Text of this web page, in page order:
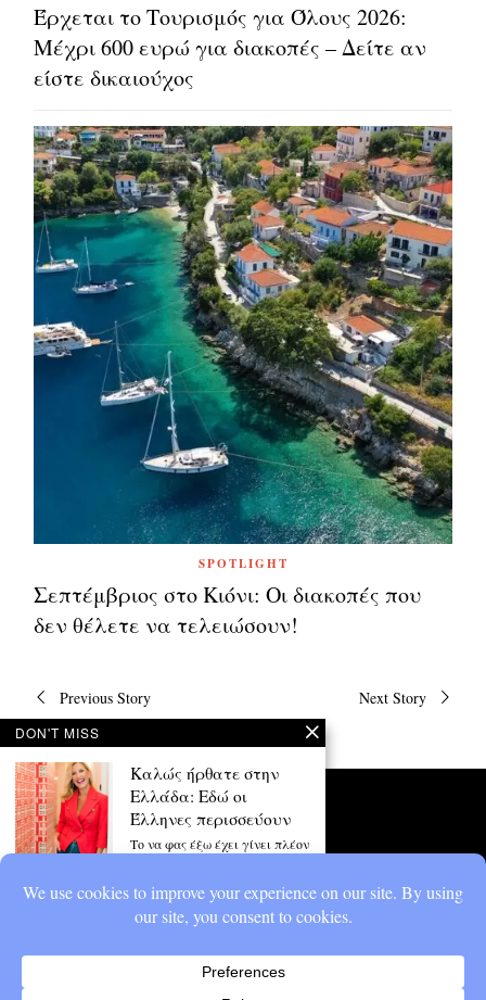
Έρχεται το Τουρισμός για Όλους 2026:
Μέχρι 600 ευρώ για διακοπές – Δείτε αν
είστε δικαιούχος
SPOTLIGHT
Σεπτέμβριος στο Κιόνι: Οι διακοπές που
δεν θέλετε να τελειώσουν!
Πλοήγηση
άρθρων
Previous Story Next Story
DON'T MISS
Καλώς ήρθατε στην
Ελλάδα: Εδώ οι
Έλληνες περισσεύουν
Το να φας έξω έχει γίνει πλέον
χρηματιστηριακή ανάλυση...
Έρχεται το Τουρισμός
για Όλους 2026: Μέχρι
– Δείτε αν είστε